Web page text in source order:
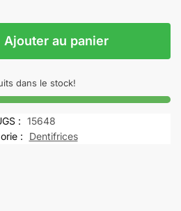
Ajouter au panier
dans le stock!
: 15648
:
Dentifrices